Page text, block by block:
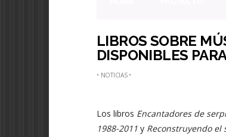
LIBROS SOBRE
DISPONIBLES
• NOTICIAS•
Los libros Encantadores de
1988-2011 y Reconstruyendo el